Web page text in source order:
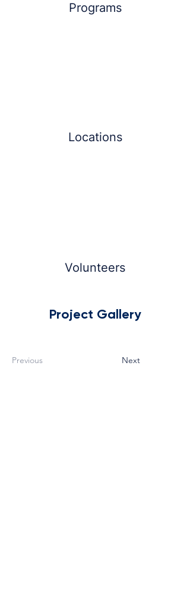
Programs
Locations
Volunteers
Project Gallery
Previous Next